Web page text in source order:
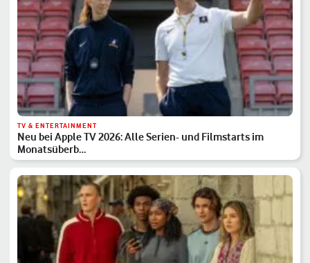
TV & ENTERTAINMENT
Neu bei Apple TV 2026: Alle Serien- und Filmstarts im
Monatsüberb…